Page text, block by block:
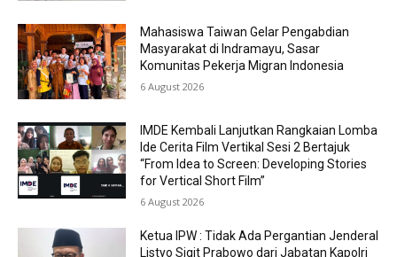
Mahasiswa Taiwan Gelar Pengabdian
Masyarakat di Indramayu, Sasar
Komunitas Pekerja Migran Indonesia
6 August 2026
IMDE Kembali Lanjutkan Rangkaian Lomba
Ide Cerita Film Vertikal Sesi 2 Bertajuk
“From Idea to Screen: Developing Stories
for Vertical Short Film”
6 August 2026
Ketua IPW : Tidak Ada Pergantian Jenderal
Listyo Sigit Prabowo dari Jabatan Kapolri